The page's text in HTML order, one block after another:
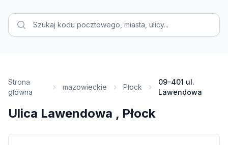
Strona
główna
mazowieckie Płock
09-401 ul.
Lawendowa
Ulica Lawendowa , Płock